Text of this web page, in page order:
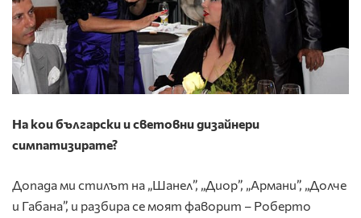
На кои български и световни дизайнери
симпатизирате?
Допада ми стилът на „Шанел”, „Диор”, „Армани”, „Долче
и Габана”, и разбира се моят фаворит – Роберто